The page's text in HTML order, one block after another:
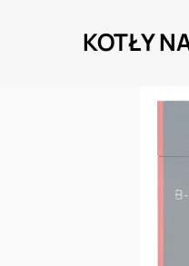
KOTŁY